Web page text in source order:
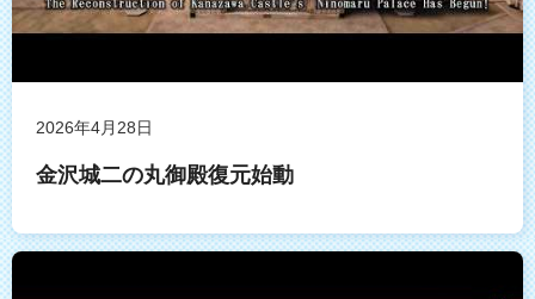
2026年4月28日
金沢城二の丸御殿復元始動